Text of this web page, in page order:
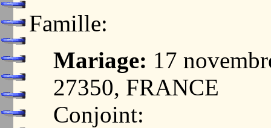
Famille:
Mariage: 17
27350, FRANCE
Conjoint: